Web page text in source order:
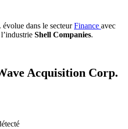
dans le secteurFinance avec
Shell Companies.
Acquisition Corp.